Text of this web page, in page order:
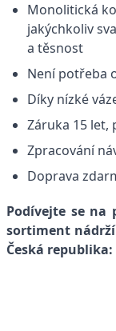
Monolitická
jakýchkoliv
a těsnost
Není potřeba
Díky nízké
Záruka 15 let,
Zpracování
Doprava
Podívejte se na
sortiment
Česká republika: